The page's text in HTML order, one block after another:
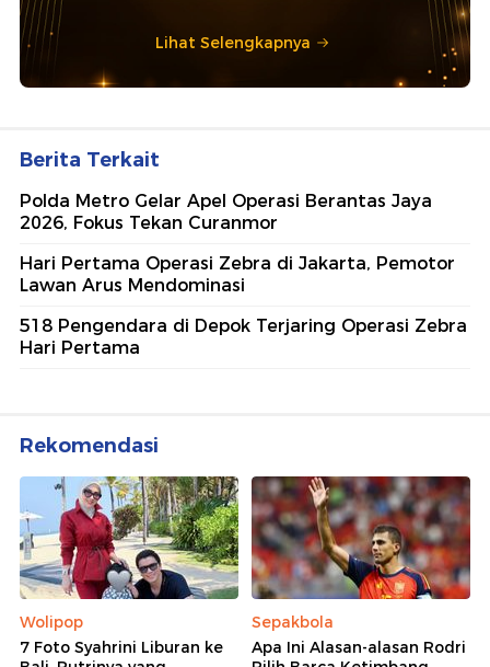
Lihat Selengkapnya
Berita Terkait
Polda Metro Gelar Apel Operasi Berantas Jaya
2026, Fokus Tekan Curanmor
Hari Pertama Operasi Zebra di Jakarta, Pemotor
Lawan Arus Mendominasi
518 Pengendara di Depok Terjaring Operasi Zebra
Hari Pertama
Rekomendasi
Wolipop
7 Foto Syahrini Liburan ke
Sepakbola
Apa Ini Alasan-alasan Rodri